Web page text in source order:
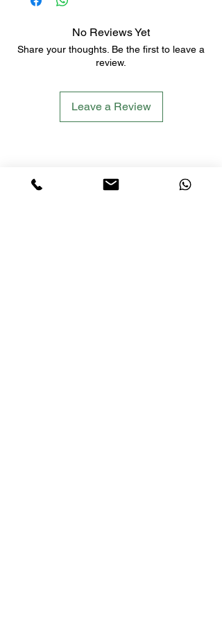
No Reviews Yet
Share your thoughts. Be the first to leave a
review.
Leave a Review